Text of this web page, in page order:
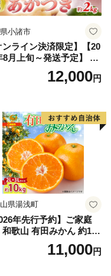
小諸市
ンライン決済限定】【20
8月上旬～発送予定】 先
約 「浅間水蜜桃プレミ
」 もも あかつき 秀品 約
果肉 長野県産 小諸市
12,000円
県湯浅町
年先行予約】ご家庭
歌山 有田みかん 約10k
、3Lサイズ)【湯浅町】
11,000円